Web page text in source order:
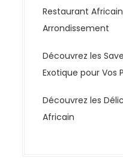
Restaurant
Arrondissement
Découvrez les
Exotique pour Vos
Découvrez les
Africain